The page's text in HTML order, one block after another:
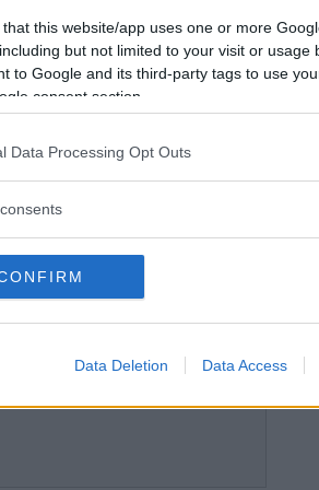
that this website/app uses one or more
but not limited to your visit or usage
to Google and its third-party tags to use
consent section.
Data Processing Opt Outs
Data Deletion Data Access